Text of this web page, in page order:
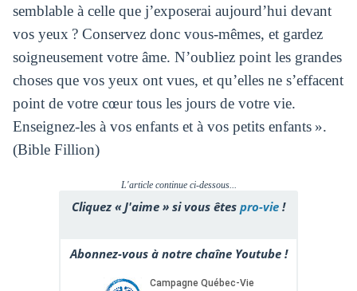
semblable à celle que j’exposerai aujourd’hui devant
vos yeux ? Conservez donc vous-mêmes, et gardez
soigneusement votre âme. N’oubliez point les grandes
choses que vos yeux ont vues, et qu’elles ne s’effacent
point de votre cœur tous les jours de votre vie.
Enseignez-les à vos enfants et à vos petits enfants ».
(Bible Fillion)
L'article continue ci-dessous...
Cliquez « J'aime » si vous êtes pro-vie !
Abonnez-vous à notre chaîne Youtube !